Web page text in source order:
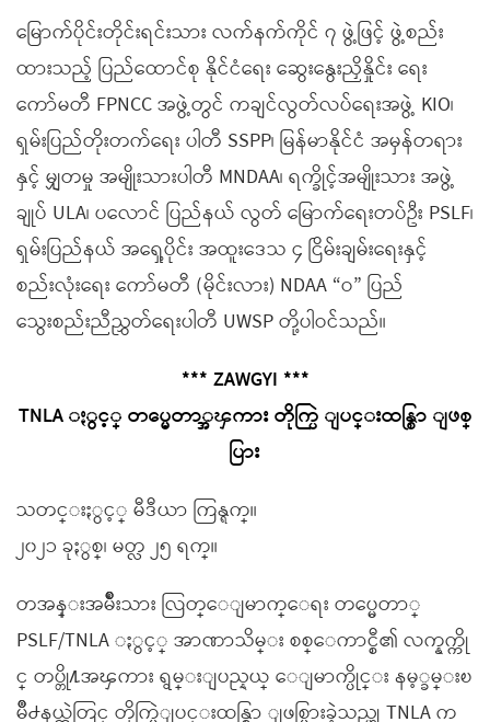
မြောက်ပိုင်းတိုင်းရင်းသား လက်နက်ကိုင် ၇ ဖွဲ့ဖြင့် ဖွဲ့စည်း
ထားသည့် ပြည်ထောင်စု နိုင်ငံရေး ဆွေးနွေးညှိနှိုင်း ရေး
ကော်မတီ FPNCC အဖွဲ့တွင် ကချင်လွတ်လပ်ရေးအဖွဲ့ KIO၊
ရှမ်းပြည်တိုးတက်ရေး ပါတီ SSPP၊ မြန်မာနိုင်ငံ အမှန်တရား
နှင့် မျှတမှု အမျိုးသားပါတီ MNDAA၊ ရက္ခိုင့်အမျိုးသား အဖွဲ့
ချုပ် ULA၊ ပလောင် ပြည်နယ် လွတ် မြောက်ရေးတပ်ဦး PSLF၊
ရှမ်းပြည်နယ် အရှေ့ပိုင်း အထူးဒေသ ၄ ငြိမ်းချမ်းရေးနှင့်
စည်းလုံးရေး ကော်မတီ (မိုင်းလား) NDAA “ဝ” ပြည်
သွေးစည်းညီညွှတ်ရေးပါတီ UWSP တို့ပါဝင်သည်။
*** ZAWGYI ***
TNLA ႏွင့္ တပ္မေတာ္အၾကား တိုက္ပြဲ ျပင္းထန္စြာ ျဖစ္
ပြား
သတင္းႏွင့္ မီဒီယာ ကြန္ရက္။
၂၀၂၁ ခုႏွစ္၊ မတ္လ ၂၅ ရက္။
တအန္းအမ်ိဳးသား လြတ္ေျမာက္ေရး တပ္မေတာ္
PSLF/TNLA ႏွင့္ အာဏာသိမ္း စစ္ေကာင္စီ၏ လက္နက္ကို
င္ တပ္တို႔အၾကား ရွမ္းျပည္နယ္ ေျမာက္ပိုင္း နမ့္ခမ္းၿ
မိဳ႕နယ္ထဲတြင္ တိုက္ပြဲျပင္းထန္စြာ ျဖစ္ပြားခဲ့သည္ဟု TNLA က